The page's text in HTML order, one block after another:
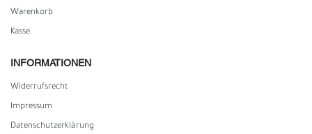
Warenkorb
Kasse
INFORMATIONEN
Widerrufs­recht
Impressum
Daten­schutz­erklärung